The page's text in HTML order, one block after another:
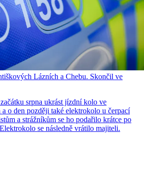
Lázních a Chebu. Skončil ve
srpna ukrást jízdní kolo ve
o den později také elektrokolo u čerpací
a strážníkům se ho podařilo krátce po
se následně vrátilo majiteli.